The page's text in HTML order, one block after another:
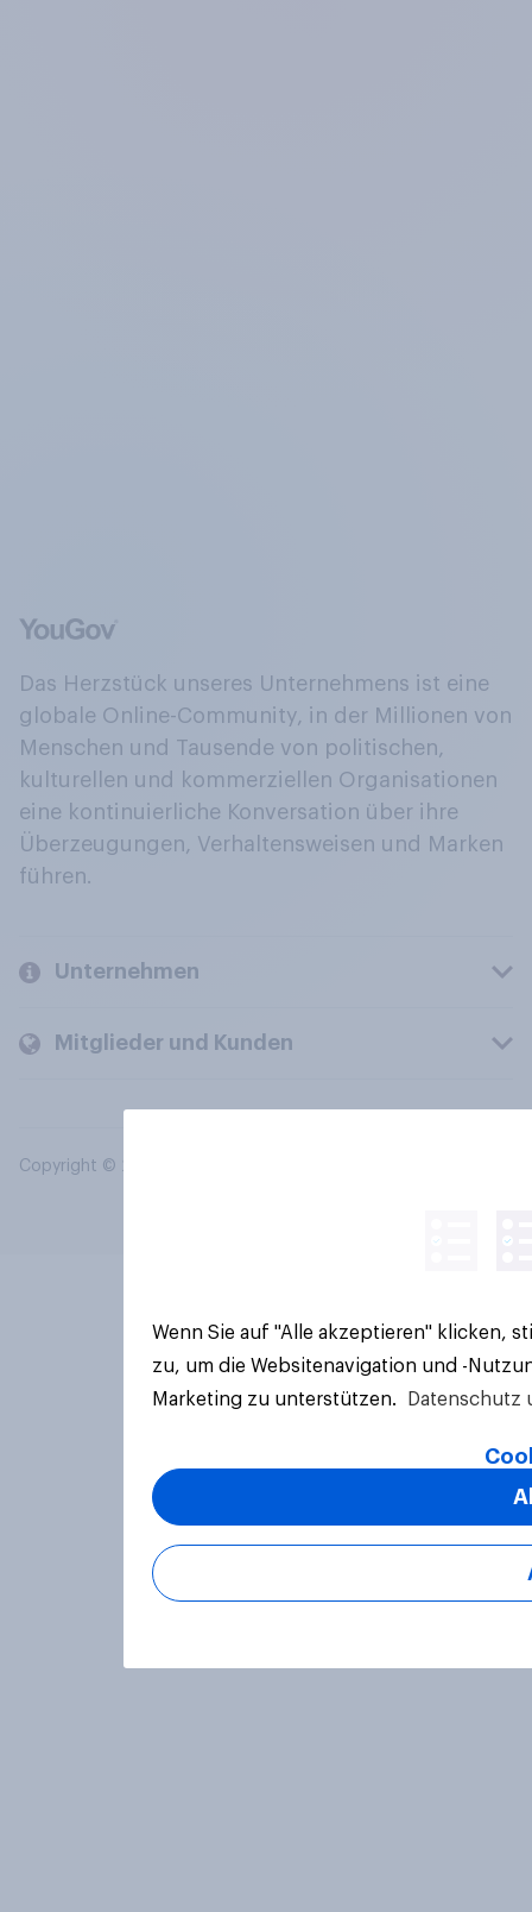
Das Herzstück unseres Unternehmens ist eine
globale Online-Community, in der Millionen von
Menschen und Tausende von politischen,
kulturellen und kommerziellen Organisationen
eine kontinuierliche Konversation über ihre
Überzeugungen, Verhaltensweisen und Marken
führen.
Unternehmen
Mitglieder und Kunden
Copyright © 2026 YouGov PLC. Alle Rechte vorbehalten.
Wenn Sie auf "Alle akzeptieren" klicken,
zu, um die Websitenavigation und -
Marketing zu unterstützen.
Datenschutz